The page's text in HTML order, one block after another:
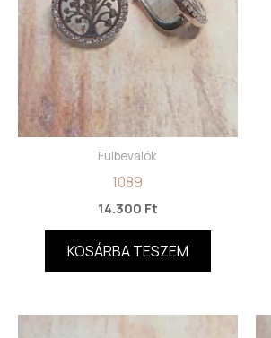
Fülbevalók
1089
14.300 Ft
KOSÁRBA TESZEM